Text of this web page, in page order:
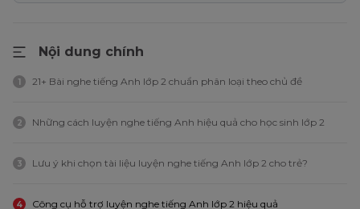
Nội dung chính
1 21+ Bài nghe tiếng Anh lớp 2 chuẩn phân loại theo chủ đề
2 Những cách luyện nghe tiếng Anh hiệu quả cho học sinh lớp 2
3 Lưu ý khi chọn tài liệu luyện nghe tiếng Anh lớp 2 cho trẻ?
4 Công cụ hỗ trợ luyện nghe tiếng Anh lớp 2 hiệu quả